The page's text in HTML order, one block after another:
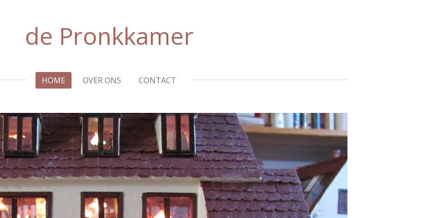
de Pronkkamer
HOME OVER ONS CONTACT